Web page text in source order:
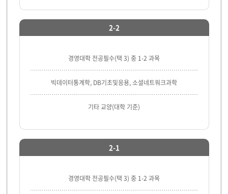
2-2
경영대학 전공필수(택 3) 중 1-2 과목
빅데이터통계학, DB기초및응용, 소셜네트워크과학
기타 교양(대학 기준)
2-1
경영대학 전공필수(택 3) 중 1-2 과목